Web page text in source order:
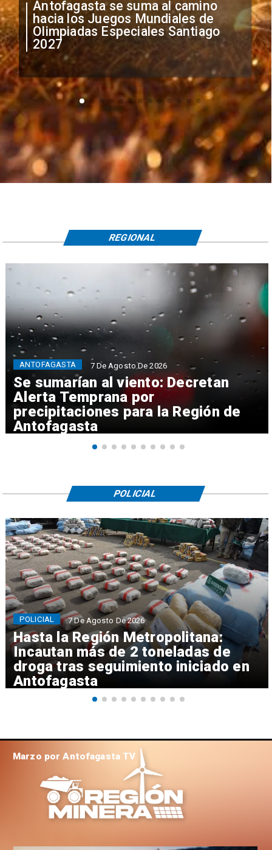
"Falta de profesionalismo": Sifup
anuncia medidas por situación
irregular de futbolistas
extranjeros
Se sumarían al viento: Decretan
Alerta Temprana por
precipitaciones para la Región de
Antofagasta
ANTOFAGASTA 7 De Agosto De 2026
REGIONAL
Hasta la Región Metropolitana:
Incautan más de 2 toneladas de
droga tras seguimiento iniciado en
Antofagasta
POLICIAL 7 De Agosto De 2026
POLICIAL
Marzo por Antofagasta TV